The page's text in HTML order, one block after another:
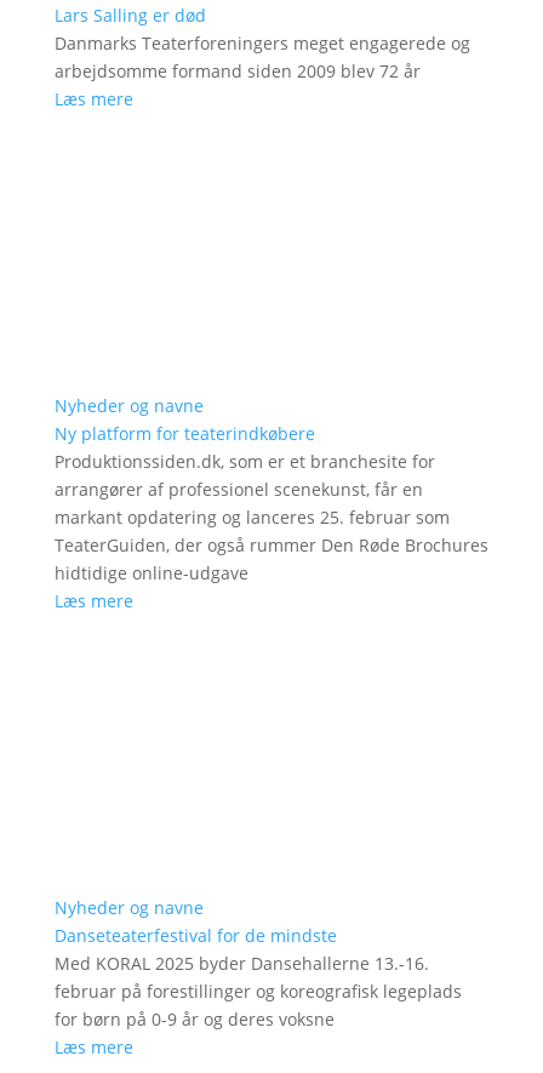
Lars Salling er død
Danmarks Teaterforeningers meget engagerede og
arbejdsomme formand siden 2009 blev 72 år
Læs mere
Nyheder og navne
Ny platform for teaterindkøbere
Produktionssiden.dk, som er et branchesite for
arrangører af professionel scenekunst, får en
markant opdatering og lanceres 25. februar som
TeaterGuiden, der også rummer Den Røde Brochures
hidtidige online-udgave
Læs mere
Nyheder og navne
Danseteaterfestival for de mindste
Med KORAL 2025 byder Dansehallerne 13.-16.
februar på forestillinger og koreografisk legeplads
for børn på 0-9 år og deres voksne
Læs mere